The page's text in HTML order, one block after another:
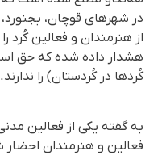
در شهرهای قوچان،
از هنرمندان و فعالین کُرد
هشدار داده شده که حق
کُردها در کُردستان) را ندارند.
به گفته یکی از فعالین
فعالین و هنرمندان احضار